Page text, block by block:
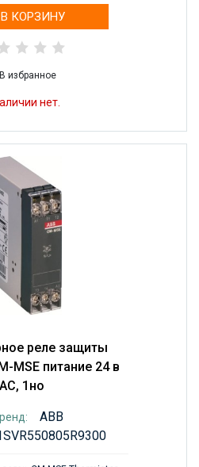
В КОРЗИНУ
В избранное
нет.
реле защиты
MSE питание 24 в
AC, 1но
ABB